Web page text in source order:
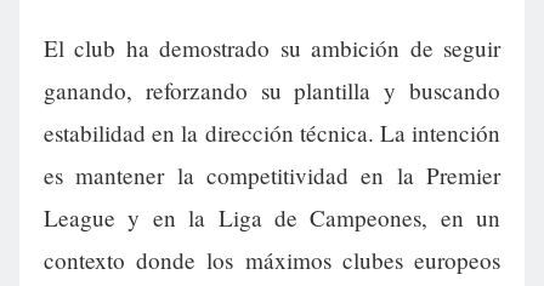
El club ha demostrado su ambición de seguir
ganando, reforzando su plantilla y buscando
estabilidad en la dirección técnica. La intención
es mantener la competitividad en la Premier
League y en la Liga de Campeones, en un
contexto donde los máximos clubes europeos